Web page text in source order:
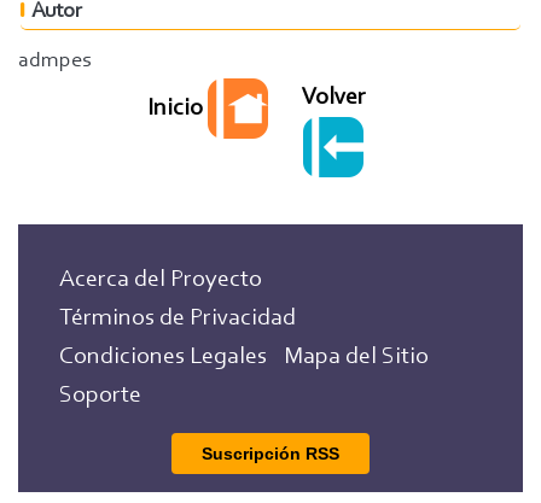
Autor
admpes
Inicio Volver
Acerca del Proyecto
Términos de Privacidad
Condiciones Legales
Mapa del Sitio
Soporte
Suscripción RSS